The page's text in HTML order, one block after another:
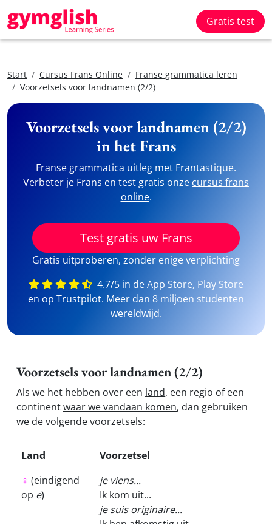
Gratis test
Start Cursus Frans Online
Franse grammatica leren
Voorzetsels voor landnamen (2/2)
Voorzetsels voor landnamen (2/2)
in het Frans
Franse grammatica uitleg met Frantastique.
Verbeter je Frans en test gratis onze cursus frans
online.
Test gratis uw Frans
Gratis uitproberen, zonder enige verplichting
4.7/5 in de App Store, Play Store
en op Trustpilot. Meer dan 8 miljoen studenten
wereldwijd.
Voorzetsels voor landnamen (2/2)
Als we het hebben over een land, een regio of een
continentwaar we vandaan komen, dan gebruiken
we de volgende voorzetsels:
Land
Voorzetsel
♀ (eindigend
op e)
je viens...
Ik kom uit...
je suis originaire...